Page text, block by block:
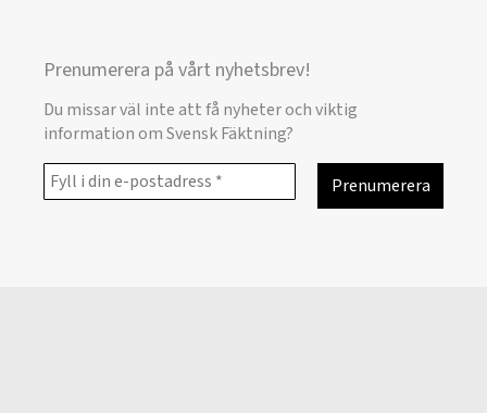
Prenumerera på vårt nyhetsbrev!
Du missar väl inte att få nyheter och viktig
information om Svensk Fäktning?